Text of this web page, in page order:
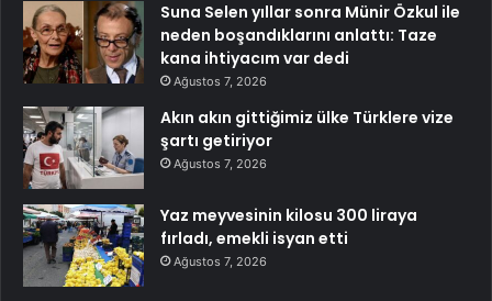
Suna Selen yıllar sonra Münir Özkul ile
neden boşandıklarını anlattı: Taze
kana ihtiyacım var dedi
Ağustos 7, 2026
Akın akın gittiğimiz ülke Türklere vize
şartı getiriyor
Ağustos 7, 2026
Yaz meyvesinin kilosu 300 liraya
fırladı, emekli isyan etti
Ağustos 7, 2026